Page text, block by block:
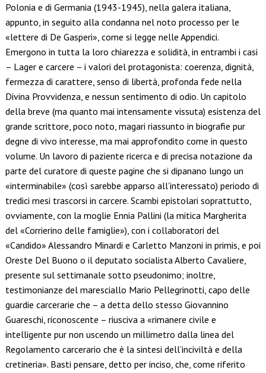
Polonia e di Germania (1943-1945), nella galera italiana,
appunto, in seguito alla condanna nel noto processo per le
«lettere di De Gasperi», come si legge nelle Appendici.
Emergono in tutta la loro chiarezza e solidità, in entrambi i casi
– Lager e carcere – i valori del protagonista: coerenza, dignità,
fermezza di carattere, senso di libertà, profonda fede nella
Divina Provvidenza, e nessun sentimento di odio. Un capitolo
della breve (ma quanto mai intensamente vissuta) esistenza del
grande scrittore, poco noto, magari riassunto in biografie pur
degne di vivo interesse, ma mai approfondito come in questo
volume. Un lavoro di paziente ricerca e di precisa notazione da
parte del curatore di queste pagine che si dipanano lungo un
«interminabile» (così sarebbe apparso all’interessato) periodo di
tredici mesi trascorsi in carcere. Scambi epistolari soprattutto,
ovviamente, con la moglie Ennia Pallini (la mitica Margherita
del «Corrierino delle famiglie»), con i collaboratori del
«Candido» Alessandro Minardi e Carletto Manzoni in primis, e poi
Oreste Del Buono o il deputato socialista Alberto Cavaliere,
presente sul settimanale sotto pseudonimo; inoltre,
testimonianze del maresciallo Mario Pellegrinotti, capo delle
guardie carcerarie che – a detta dello stesso Giovannino
Guareschi, riconoscente – riusciva a «rimanere civile e
intelligente pur non uscendo un millimetro dalla linea del
Regolamento carcerario che è la sintesi dell’inciviltà e della
cretineria». Basti pensare, detto per inciso, che, come riferito